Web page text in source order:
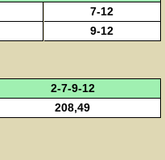
7-12
9-12
2-7-9-12
208,49